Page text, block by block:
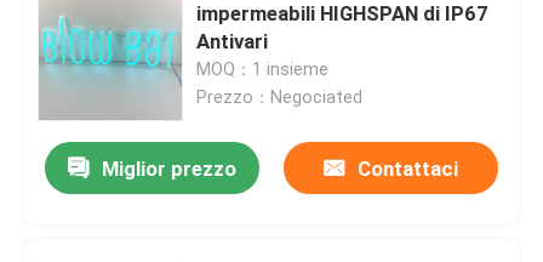
impermeabili HIGHSPAN di IP67
Antivari
MOQ：1 insieme
Prezzo：Negociated
Miglior prezzo Contattaci